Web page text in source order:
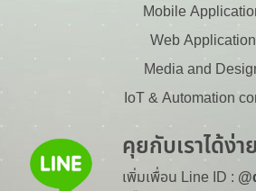
Mobile
Web Application
Media and
IoT & Automation
คุยกับเราได้ง่า
เพิ่มเพื่อน Line ID :